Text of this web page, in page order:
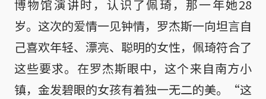
博物馆演讲时，认识了佩琦，那一年她28
岁。这次的爱情一见钟情，罗杰斯一向坦言自
己喜欢年轻、漂亮、聪明的女性，佩琦符合了
这些要求。在罗杰斯眼中，这个来自南方小
镇，金发碧眼的女孩有着独一无二的美。“这